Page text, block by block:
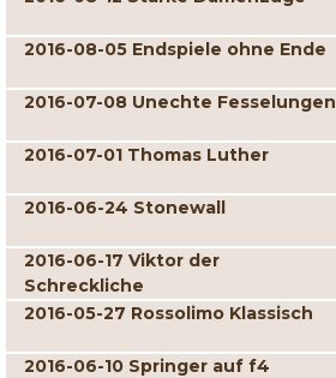
2016-08-05 Endspiele ohne Ende
2016-07-08 Unechte Fesselungen
2016-07-01 Thomas Luther
2016-06-24 Stonewall
2016-06-17 Viktor der
Schreckliche
2016-05-27 Rossolimo Klassisch
2016-06-10 Springer auf f4